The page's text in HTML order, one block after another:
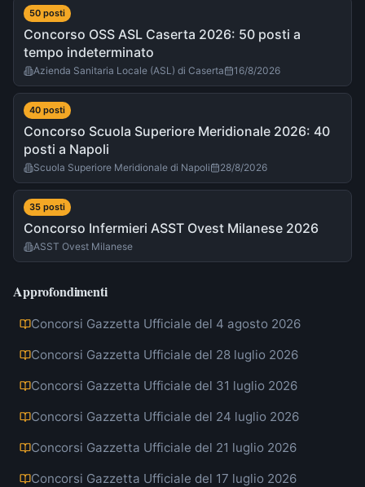
50 posti
Concorso OSS ASL Caserta 2026: 50 posti a
tempo indeterminato
Azienda Sanitaria Locale (ASL) di Caserta 16/8/2026
40 posti
Concorso Scuola Superiore Meridionale 2026: 40
posti a Napoli
Scuola Superiore Meridionale di Napoli 28/8/2026
35 posti
Concorso Infermieri ASST Ovest Milanese 2026
ASST Ovest Milanese
Approfondimenti
Concorsi Gazzetta Ufficiale del 4 agosto 2026
Concorsi Gazzetta Ufficiale del 28 luglio 2026
Concorsi Gazzetta Ufficiale del 31 luglio 2026
Concorsi Gazzetta Ufficiale del 24 luglio 2026
Concorsi Gazzetta Ufficiale del 21 luglio 2026
Concorsi Gazzetta Ufficiale del 17 luglio 2026